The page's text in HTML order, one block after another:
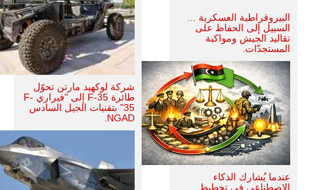
البيروقراطية العسكرية ...
السبيل إلى الحفاظ على
تقاليد الجيش ومواكبة
المستجدّات.
عندما يُشارك الذكاء
الاصطناعي في تخطيط
شركة لوكهيد مارتن تحوّل
طائرة F-35 إلى "فيراري F-
35" بتقنيات الجيل السادس
NGAD.